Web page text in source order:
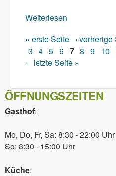
Weiterlesen
Seiten
« erste Seite ‹ vorherige
3 4 5 6 7 8 9 10
›
letzte Seite »
ÖFFNUNGSZEITEN
Gasthof:
Mo, Do, Fr, Sa: 8:30 - 22:00 Uhr
So: 8:30 - 15:00 Uhr
Küche: